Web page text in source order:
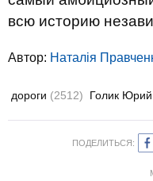
всю историю
Автор: Наталія
дороги (2512) Голик Юрий
ПОДЕЛИТЬСЯ: